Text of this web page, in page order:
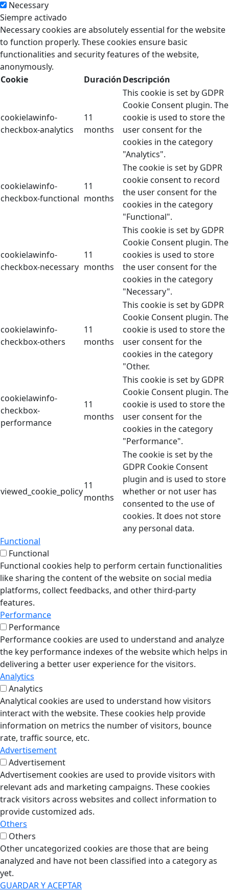
Necessary
Siempre activado
Necessary cookies are absolutely essential for the website
to function properly. These cookies ensure basic
functionalities and security features of the website,
anonymously.
Cookie
DuraciónDescripción
cookielawinfo-
checkbox-analytics
11
months
This cookie is set by GDPR
Cookie Consent plugin. The
cookie is used to store the
user consent for the
cookies in the category
"Analytics".
cookielawinfo-
checkbox-functional
11
months
The cookie is set by GDPR
cookie consent to record
the user consent for the
cookies in the category
"Functional".
cookielawinfo-
checkbox-necessary
11
months
This cookie is set by GDPR
Cookie Consent plugin. The
cookies is used to store
the user consent for the
cookies in the category
"Necessary".
cookielawinfo-
checkbox-others
11
months
This cookie is set by GDPR
Cookie Consent plugin. The
cookie is used to store the
user consent for the
cookies in the category
"Other.
cookielawinfo-
checkbox-
performance
11
months
This cookie is set by GDPR
Cookie Consent plugin. The
cookie is used to store the
user consent for the
cookies in the category
"Performance".
viewed_cookie_policy
11
months
The cookie is set by the
GDPR Cookie Consent
plugin and is used to store
whether or not user has
consented to the use of
cookies. It does not store
any personal data.
Functional
Functional
Functional cookies help to perform certain functionalities
like sharing the content of the website on social media
platforms, collect feedbacks, and other third-party
features.
Performance
Performance
Performance cookies are used to understand and analyze
the key performance indexes of the website which helps in
delivering a better user experience for the visitors.
Analytics
Analytics
Analytical cookies are used to understand how visitors
interact with the website. These cookies help provide
information on metrics the number of visitors, bounce
rate, traffic source, etc.
Advertisement
Advertisement
Advertisement cookies are used to provide visitors with
relevant ads and marketing campaigns. These cookies
track visitors across websites and collect information to
provide customized ads.
Others
Others
Other uncategorized cookies are those that are being
analyzed and have not been classified into a category as
yet.
GUARDAR Y ACEPTAR